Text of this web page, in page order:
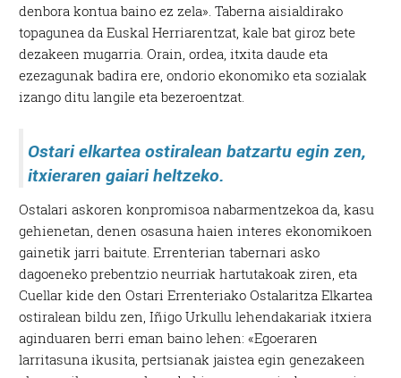
denbora kontua baino ez zela». Taberna aisialdirako
topagunea da Euskal Herriarentzat, kale bat giroz bete
dezakeen mugarria. Orain, ordea, itxita daude eta
ezezagunak badira ere, ondorio ekonomiko eta sozialak
izango ditu langile eta bezeroentzat.
Ostari elkartea ostiralean batzartu egin zen,
itxieraren gaiari heltzeko.
Ostalari askoren konpromisoa nabarmentzekoa da, kasu
gehienetan, denen osasuna haien interes ekonomikoen
gainetik jarri baitute. Errenterian tabernari asko
dagoeneko prebentzio neurriak hartutakoak ziren, eta
Cuellar kide den Ostari Errenteriako Ostalaritza Elkartea
ostiralean bildu zen, Iñigo Urkullu lehendakariak itxiera
aginduaren berri eman baino lehen: «Egoeraren
larritasuna ikusita, pertsianak jaistea egin genezakeen